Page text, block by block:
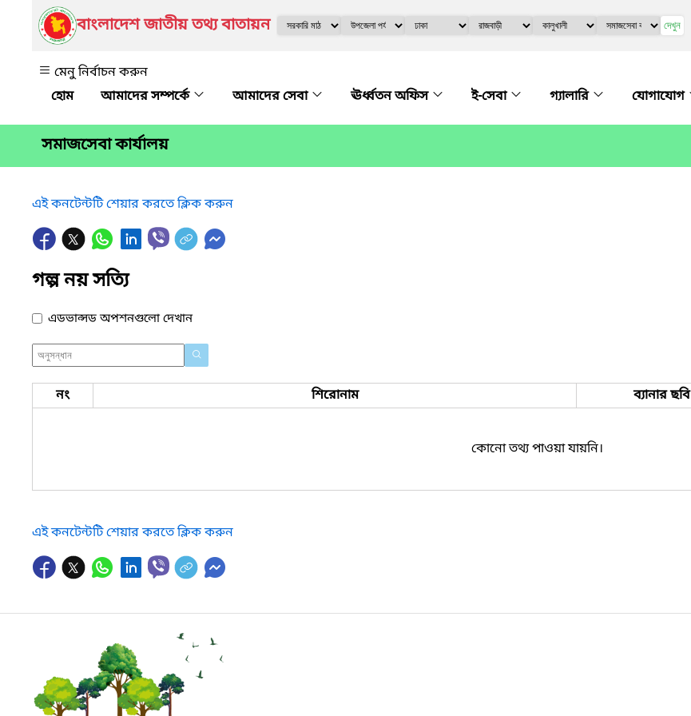
বাংলাদেশ জাতীয় তথ্য বাতায়ন দেখুন
মেনু নির্বাচন করুন
আমাদের সম্পর্কে
আমাদের সেবা ঊর্ধ্বতন অফিস ই-সেবা গ্যালারি যোগাযোগ
সমাজসেবা কার্যালয়
এই কনটেন্টটি শেয়ার করতে ক্লিক করুন
গল্প নয় সত্যি
এডভান্সড অপশনগুলো দেখান
নং শিরোনাম ব্যানার ছবি
কোনো তথ্য পাওয়া যায়নি।
এই কনটেন্টটি শেয়ার করতে ক্লিক করুন